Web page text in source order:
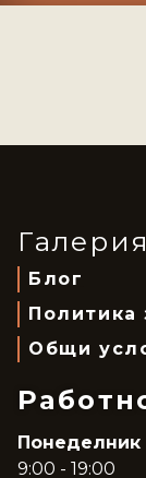
Галерия
Блог
Политика
Общи
Понеделник
9:00 - 19:00